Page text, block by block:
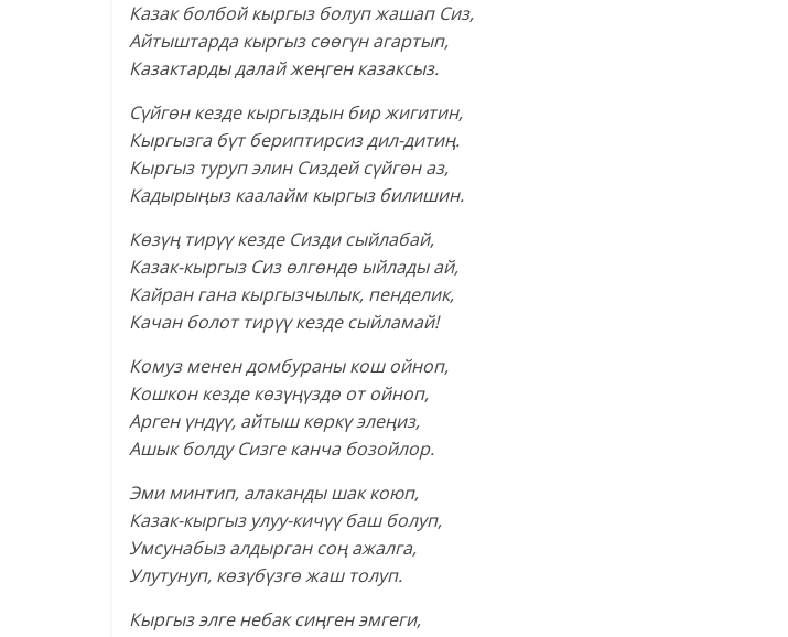
Казак болбой кыргыз болуп жашап Сиз,
Айтыштарда кыргыз сөөгүн агартып,
Казактарды далай жеңген казаксыз.
Сүйгөн кезде кыргыздын бир жигитин,
Кыргызга бүт бериптирсиз дил-дитиң.
Кыргыз туруп элин Сиздей сүйгөн аз,
Кадырыңыз каалайм кыргыз билишин.
Көзүң тирүү кезде Сизди сыйлабай,
Казак-кыргыз Сиз өлгөндө ыйлады ай,
Кайран гана кыргызчылык, пенделик,
Качан болот тирүү кезде сыйламай!
Комуз менен домбураны кош ойноп,
Кошкон кезде көзүңүздө от ойноп,
Арген үндүү, айтыш көркү элеңиз,
Ашык болду Сизге канча бозойлор.
Эми минтип, алаканды шак коюп,
Казак-кыргыз улуу-кичүү баш болуп,
Умсунабыз алдырган соң ажалга,
Улутунуп, көзүбүзгө жаш толуп.
Кыргыз элге небак сиңген эмгеги,